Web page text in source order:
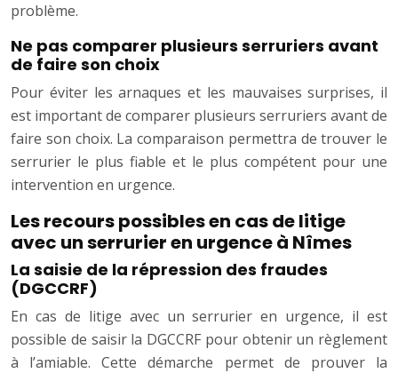
problème.
Ne pas comparer plusieurs serruriers avant
de faire son choix
Pour éviter les arnaques et les mauvaises surprises, il
est important de comparer plusieurs serruriers avant de
faire son choix. La comparaison permettra de trouver le
serrurier le plus fiable et le plus compétent pour une
intervention en urgence.
Les recours possibles en cas de litige
avec un serrurier en urgence à Nîmes
La saisie de la répression des fraudes
(DGCCRF)
En cas de litige avec un serrurier en urgence, il est
possible de saisir la DGCCRF pour obtenir un règlement
à l’amiable. Cette démarche permet de prouver la